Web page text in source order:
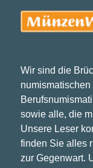
Wir sind die
sowie alle, die
Unsere Leser
finden Sie alles
zur Gegenwart.